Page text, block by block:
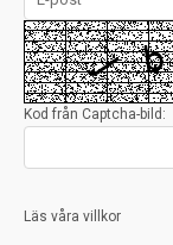
Kod från Captcha-bild:
Läs våra villkor